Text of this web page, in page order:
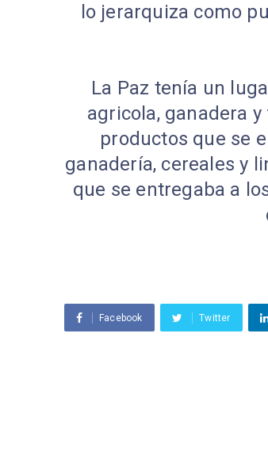
lo jerarquiza como
La Paz tenía un
agricola, ganadera
productos que se
ganadería, cereales y
que se entregaba a
Facebook Twitter